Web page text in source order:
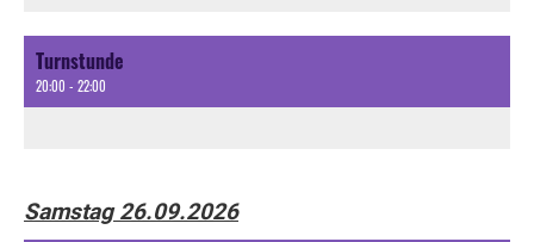
Turnstunde
20:00 - 22:00
Samstag 26.09.2026